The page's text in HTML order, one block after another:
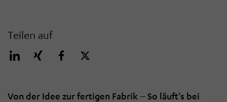
Teilen auf
Von der Idee zur fertigen Fabrik – So läuft’s bei